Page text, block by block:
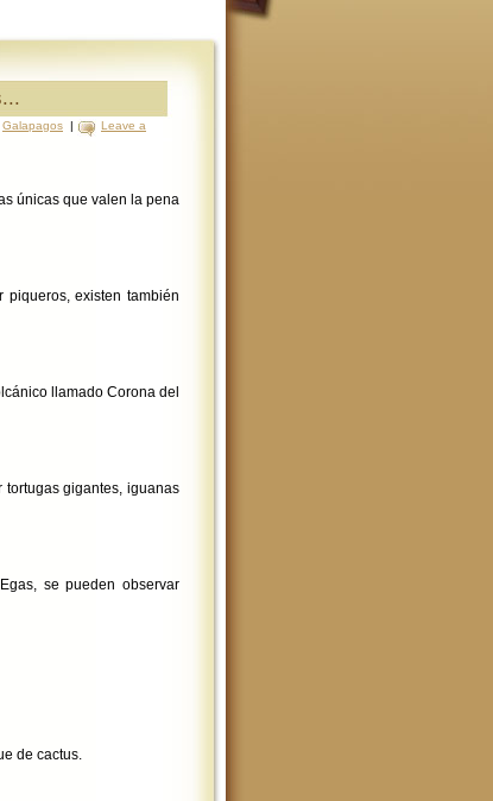
Galapagos |
Leave a
únicas que valen la pena
existen también
llamado Corona del
tortugas gigantes, iguanas
se pueden observar
de cactus.